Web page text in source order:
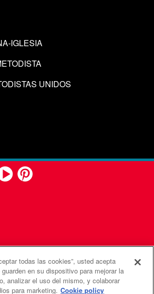
IGLESIA
UNIDOS
Unidas es una agencia de la
Iglesia Metodista Unida
todas las cookies”, usted acepta
en su dispositivo para mejorar la
analizar el uso del mismo, y colaborar
para marketing. Cookie policy